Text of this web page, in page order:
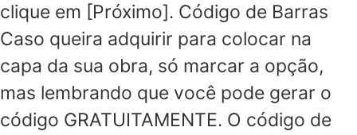
clique em [Próximo]. Código de Barras
Caso queira adquirir para colocar na
capa da sua obra, só marcar a opção,
mas lembrando que você pode gerar o
código GRATUITAMENTE. O código de